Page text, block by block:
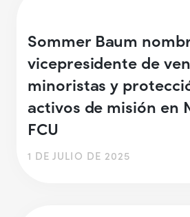
Sommer Baum
vicepresidente de
minoristas y
activos de misión en
FCU
1 DE JULIO DE 2025